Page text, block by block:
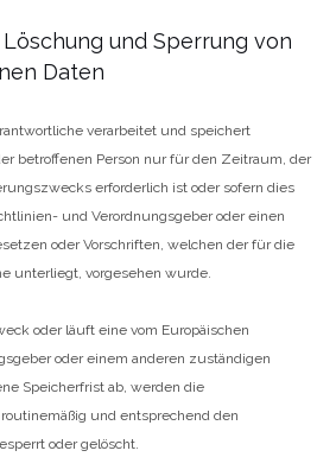
und Sperrung von
Daten
verarbeitet und speichert
betroffenen Person nur für den Zeitraum, der
erforderlich ist oder sofern dies
und Verordnungsgeber oder einen
oder Vorschriften, welchen der für die
unterliegt, vorgesehen wurde.
oder läuft eine vom Europäischen
oder einem anderen zuständigen
Speicherfrist ab, werden die
und entsprechend den
oder gelöscht.